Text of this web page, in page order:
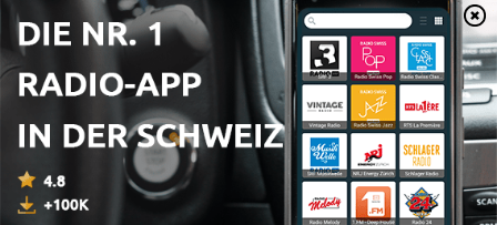
Dingue ‐ RTS Beziehungskosmos